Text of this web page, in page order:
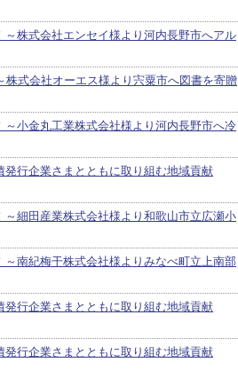
～株式会社エンセイ様より河内長野市へアル
株式会社オーエス様より宍粟市へ図書を寄贈
～小金丸工業株式会社様より河内長野市へ冷
発行企業さまとともに取り組む地域貢献
～細田産業株式会社様より和歌山市立広瀬小
～南紀梅干株式会社様よりみなべ町立上南部
発行企業さまとともに取り組む地域貢献
発行企業さまとともに取り組む地域貢献